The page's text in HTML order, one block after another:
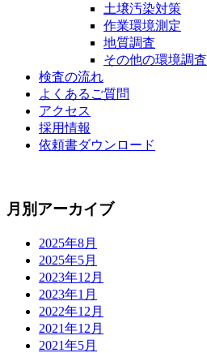
土壌汚染対策
作業環境測定
地質調査
その他の環境調査
検査の流れ
よくあるご質問
アクセス
採用情報
依頼書ダウンロード
月別アーカイブ
2025年8月
2025年5月
2023年12月
2023年1月
2022年12月
2021年12月
2021年5月